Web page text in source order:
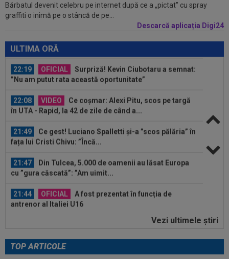
Bărbatul devenit celebru pe internet după ce a „pictat” cu spray
graffiti o inimă pe o stâncă de pe...
Descarcă aplicația Digi24
ULTIMA ORĂ
22:55 VIDEO
UTA - Rapid 0-0. Remiză
spectaculoasă între arădeni și giuleșteni pe Francisc...
pentru transferul lui Răzvan Sava la...
22:19 OFICIAL
Surpriză! Kevin Ciubotaru a semnat:
”Nu am putut rata această oportunitate”
22:08 VIDEO
Ce coșmar: Alexi Pitu, scos pe targă
în UTA - Rapid, la 42 de zile de când a...
21:49
Ce gest! Luciano Spalletti și-a ”scos pălăria” în
fața lui Cristi Chivu: ”Încă...
21:47
Din Tulcea, 5.000 de oamenii au lăsat Europa
cu ”gura căscată”: ”Am uimit...
21:44 OFICIAL
A fost prezentat în funcția de
antrenor al Italiei U16
L-a ”vrăjit” pe Pancu în 45 de minute: ”N-ai cum
22:55 VIDEO
UTA - Rapid 0-0. Remiză
Vezi ultimele ştiri
TOP ARTICOLE